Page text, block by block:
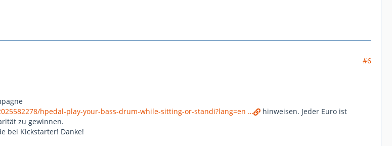
#6
hpedal-play-your-bass-drum-while-sitting-or-standi?lang=en …
hinweisen. Jeder Euro ist
zu gewinnen.
bei Kickstarter! Danke!